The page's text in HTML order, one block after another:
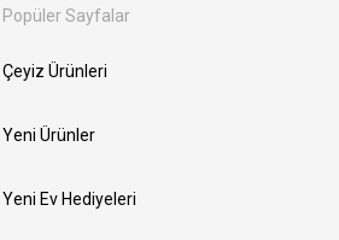
Popüler Sayfalar
Çeyiz Ürünleri
Yeni Ürünler
Yeni Ev Hediyeleri